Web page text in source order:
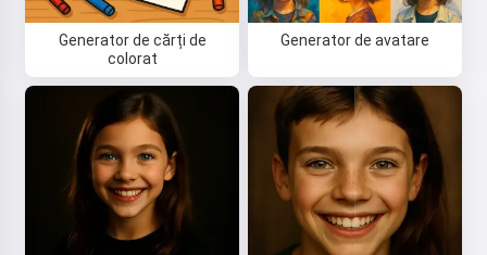
Generator de cărți de
colorat
Generator de avatare
pentru copiii tăi 🌟
Citește o poveste
Începând să folosești serviciul, accepți: Termeni și
condiții
Politica de confidențialitate,Politica de